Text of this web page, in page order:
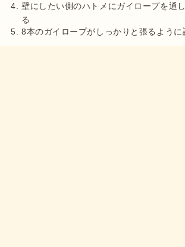
壁にしたい側のハトメにガイロープを通
る
8本のガイロープがしっかりと張るように